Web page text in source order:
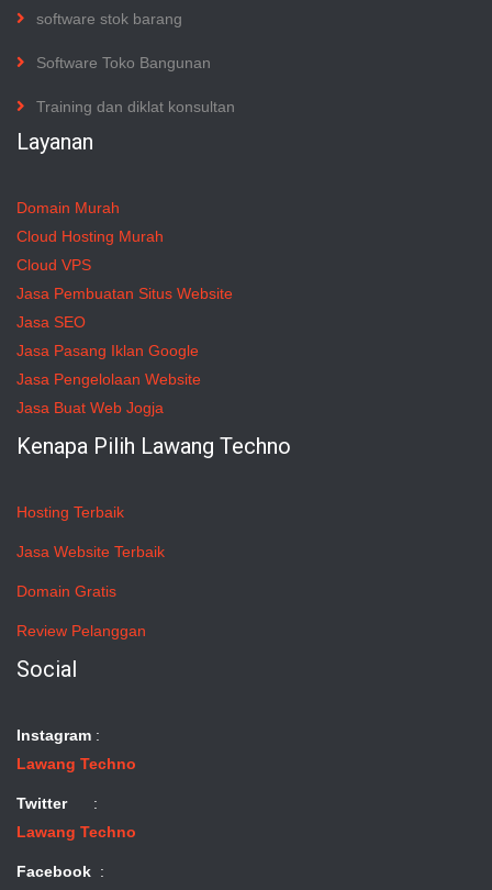
software stok barang
Software Toko Bangunan
Training dan diklat konsultan
Layanan
Domain Murah
Cloud Hosting Murah
Cloud VPS
Jasa Pembuatan Situs Website
Jasa SEO
Jasa Pasang Iklan Google
Jasa Pengelolaan Website
Jasa Buat Web Jogja
Kenapa Pilih Lawang Techno
Hosting Terbaik
Jasa Website Terbaik
Domain Gratis
Review Pelanggan
Social
Instagram :
Lawang Techno
Twitter:
Lawang Techno
Facebook :